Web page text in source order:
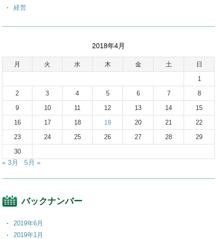
経営
2018年4月
月 火 水 木 金 土
日
1
2
3 4 5 6 7
8
9
10 11 12 13 14
15
16
17 18 19 20 21
22
23
24 25 26 27 28
29
30
« 3月 5月 »
バックナンバー
2019年6月
2019年1月